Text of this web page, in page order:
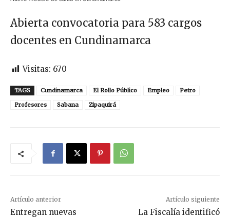
Abierta convocatoria para 583 cargos
docentes en Cundinamarca
Visitas: 670
TAGS Cundinamarca El Rollo Público Empleo
Petro
Profesores
Sabana Zipaquirá
Artículo anterior
Entregan nuevas
Artículo siguiente
La Fiscalía identificó